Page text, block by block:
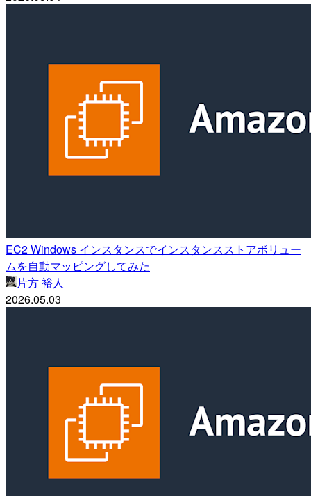
EC2 Windows インスタンスでインスタンスストアボリュー
ムを自動マッピングしてみた
片方 裕人
2026.05.03